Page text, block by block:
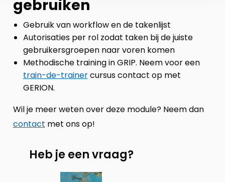
gebruiken
Gebruik van workflow en de takenlijst
Autorisaties per rol zodat taken bij de juiste
gebruikersgroepen naar voren komen
Methodische training in GRIP. Neem voor een
train-de-trainercursus contact op met
GERION.
Wil je meer weten over deze module? Neem dan
contact met ons op!
Heb je een vraag?